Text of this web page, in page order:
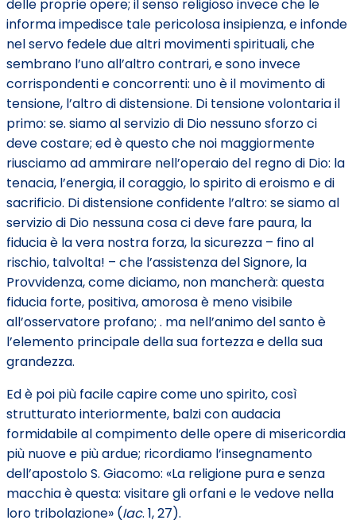
delle proprie opere; il senso religioso invece che le
informa impedisce tale pericolosa insipienza, e infonde
nel servo fedele due altri movimenti spirituali, che
sembrano l’uno all’altro contrari, e sono invece
corrispondenti e concorrenti: uno è il movimento di
tensione, l’altro di distensione. Di tensione volontaria il
primo: se. siamo al servizio di Dio nessuno sforzo ci
deve costare; ed è questo che noi maggiormente
riusciamo ad ammirare nell’operaio del regno di Dio: la
tenacia, l’energia, il coraggio, lo spirito di eroismo e di
sacrificio. Di distensione confidente l’altro: se siamo al
servizio di Dio nessuna cosa ci deve fare paura, la
fiducia è la vera nostra forza, la sicurezza – fino al
rischio, talvolta! – che l’assistenza del Signore, la
Provvidenza, come diciamo, non mancherà: questa
fiducia forte, positiva, amorosa è meno visibile
all’osservatore profano; . ma nell’animo del santo è
l’elemento principale della sua fortezza e della sua
grandezza.
Ed è poi più facile capire come uno spirito, così
strutturato interiormente, balzi con audacia
formidabile al compimento delle opere di misericordia
più nuove e più ardue; ricordiamo l’insegnamento
dell’apostolo S. Giacomo: «La religione pura e senza
macchia è questa: visitare gli orfani e le vedove nella
loro tribolazione» (Iac. 1, 27).